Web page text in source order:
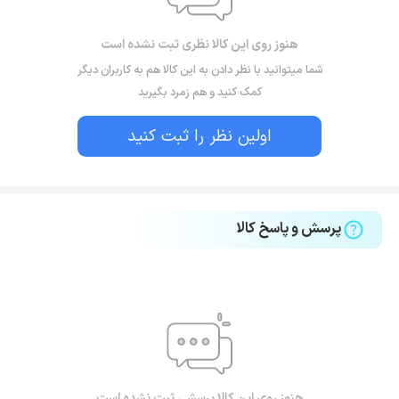
هنوز روی این کالا نظری ثبت نشده است
شما میتوانید با نظر دادن به این کالا هم به کاربران دیگر
کمک کنید و هم زمرد بگیرید
اولین نظر را ثبت کنید
پرسش و پاسخ کالا